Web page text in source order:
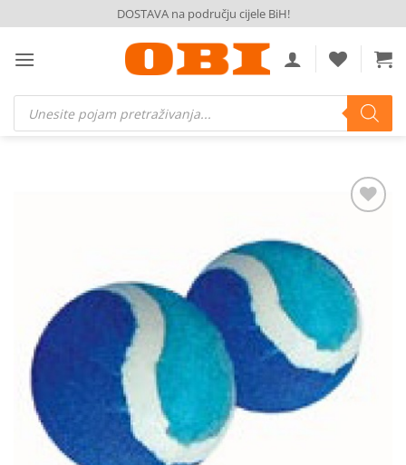
to
content
DOSTAVA na području cijele BiH!
Products
search